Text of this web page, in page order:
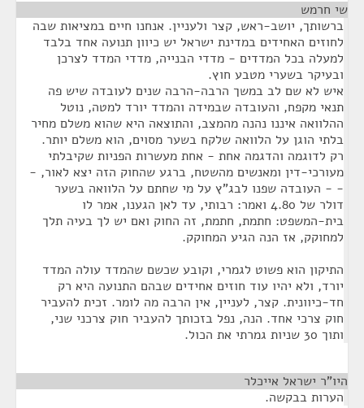
שי חרמש
ברשותך, יושב-ראש, קצר ולעניין. אנחנו חיים במציאות שבה
לחוזים האחידים במדינת ישראל יש כיוון תנועה אחד בלבד
למעלה בכל המדדים - מדדי הבנייה, מדדי המדד לצרכן
ובעיקר בשערי מטבע חוץ.
איש לא שם לב במשך הרבה-הרבה שנים לעובדה שיש פה
תנאי מקפח, והעובדה שבמידה והמדד יורד למטה, נוטל
ההלוואה איננו נהנה מהמצב, והתוצאה היא שהוא משלם מחיר
בלתי הוגן על הלוואה שלקח בשער מסוים, הוא משלם יותר.
רק לדוגמה והדגמה אחת - אחת מעשרות הפניות שקיבלתי
מעורכי-דין ומאנשים מהשטח, ברגע שהחוק הזה יצא לאור, -
- - העובדה שפנו לבג"ץ על מי שחתם על הלוואה בשער
דולר של 4.80 ואמר: רבותי, עד לאן הגענו, אמר לו
בית-המשפט: חתמת, חתמת, זה החוק ואם יש לך בעיה תלך
למחוקק, אז הנה הגיע המחוקק.
התיקון הוא פשוט לגמרי, וקובע שכשם שהמדד עולה המדד
יורד, ולא יהיו עוד חוזים אחידים שבהם התנועה היא רק
חד-כיוונית. קצר, לעניין, אין הרבה מה לומר. זכית להעביר
חוק צרכי אחד. הנה, נפל בזכותך להעביר חוק צרכני שני,
ותוך 30 שניות גמרתי את הכול.
היו"ר ישראל אייכלר
הערות בבקשה.